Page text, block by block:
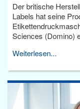
Der britische
Labels hat seine
Sciences (Domino)
Weiterlesen...